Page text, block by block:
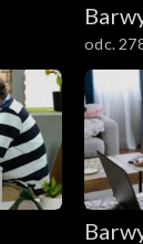
odc.